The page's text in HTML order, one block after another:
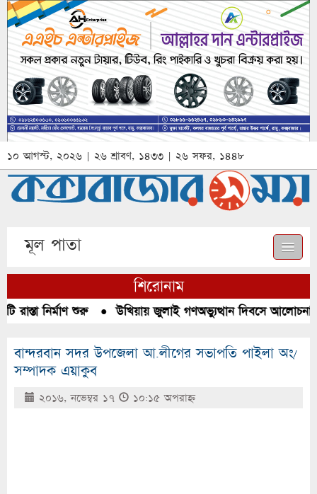
১০ আগস্ট, ২০২৬ | ২৬ শ্রাবণ, ১৪৩৩ | ২৬ সফর, ১৪৪৮
মূল পাতা
শিরোনাম
নির্মাণ শুরু● উখিয়ায় জুলাই গণঅভ্যুত্থান দিবসে আলোচনা,
বান্দরবান সদর উপজেলা আ.লীগের সভাপতি পাইলা অং/
সম্পাদক এয়াকুব
২০১৬, নভেম্বর ১৭ ১০:১৫ অপরাহ্ণ